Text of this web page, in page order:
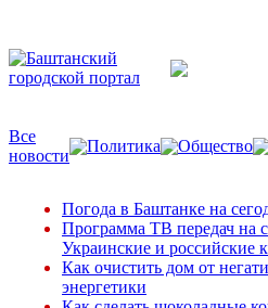
Все
новости
Политика Общество
Погода в Баштанке на
Программа ТВ передач на
Украинские и российские
Как очистить дом от
энергетики